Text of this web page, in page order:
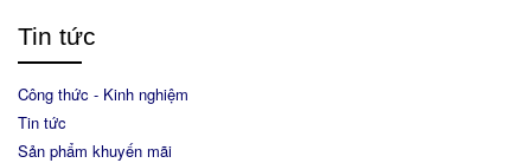
Tin tức
Công thức - Kinh nghiệm
Tin tức
Sản phẩm khuyến mãi